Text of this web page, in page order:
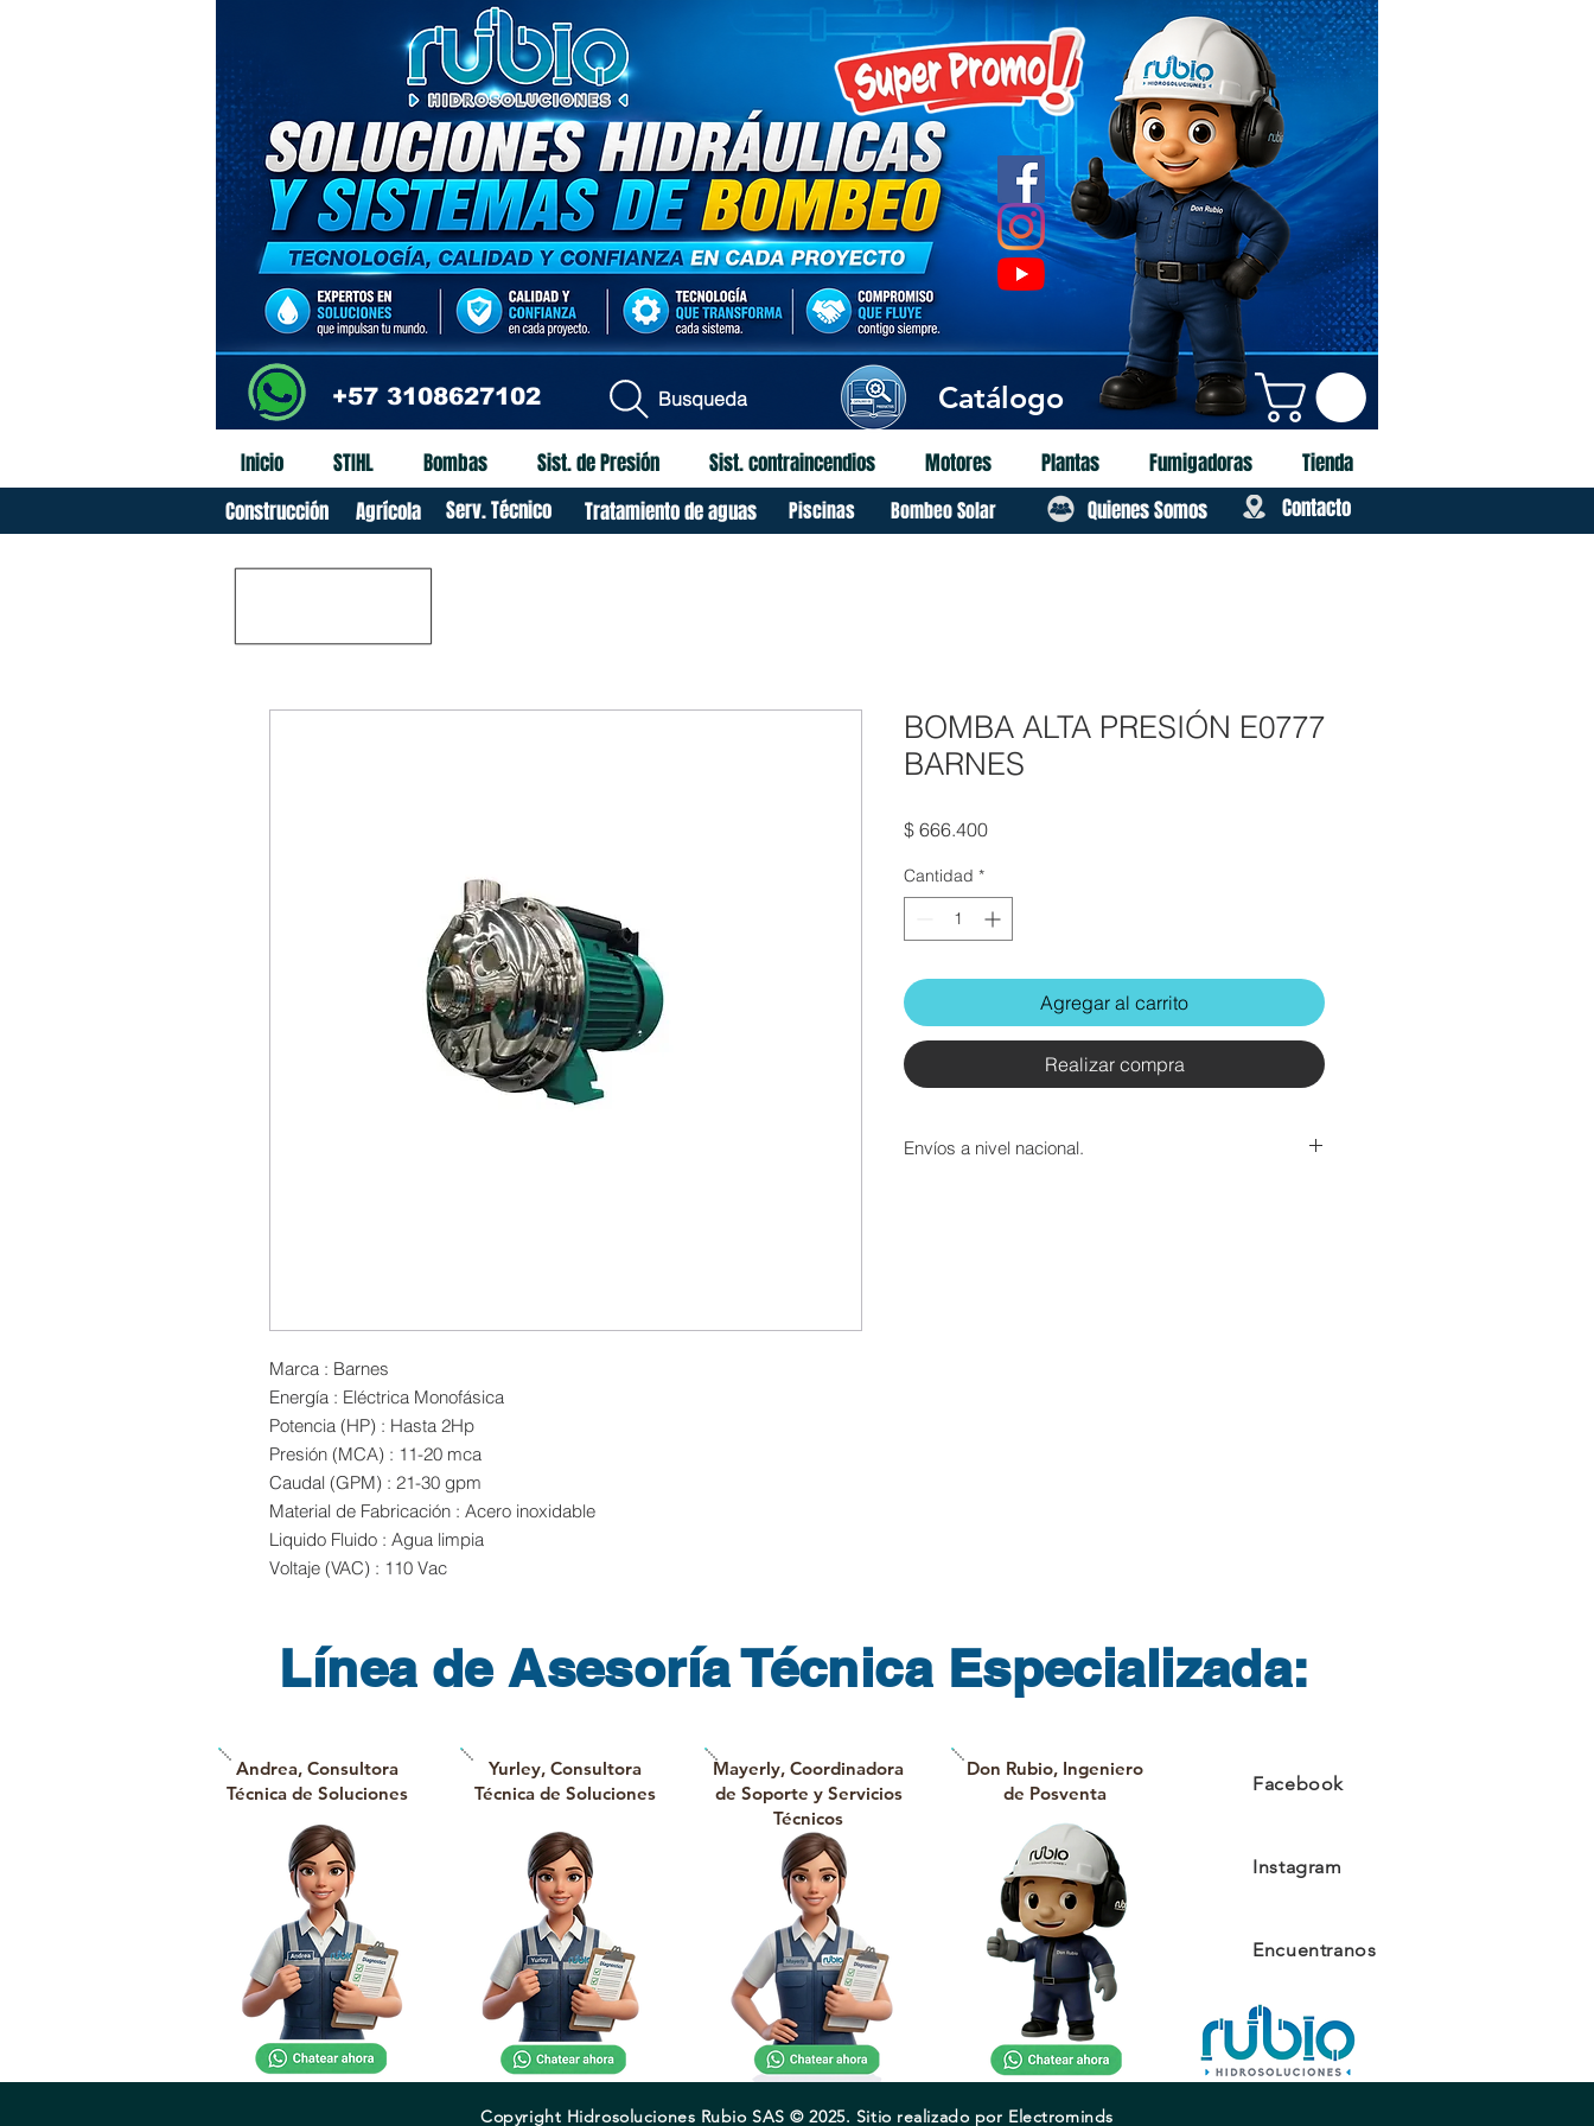
+57 3108627102 Catálogo
Busqueda
Inicio STIHL Bombas Sist. de Presión Sist. contraincendios Motores Plantas Fumigadoras
Tienda
Construcción
Serv. Técnico Tratamiento de aguas Quienes Somos Contacto
Agrícola Piscinas Bombeo Solar
Marca : Barnes
Energía : Eléctrica Monofásica
Potencia (HP) : Hasta 2Hp
Presión (MCA) : 11-20 mca
Caudal (GPM) : 21-30 gpm
Material de Fabricación : Acero inoxidable
Liquido Fluido : Agua limpia
Voltaje (VAC) : 110 Vac
BOMBA ALTA PRESIÓN E0777
BARNES
$ 666.400Precio
Cantidad *
Agregar al carrito
Realizar compra
Envíos a nivel nacional.
Línea de Asesoría Técnica Especializada:
Andrea, Consultora
Técnica de Soluciones
Yurley, Consultora
Técnica de Soluciones
Mayerly, Coordinadora
de Soporte y Servicios
Técnicos
Don Rubio, Ingeniero
de Posventa
Facebook
Instagram
Encuentranos
Copyright Hidrosoluciones Rubio SAS © 2025. Sitio realizado por Electrominds